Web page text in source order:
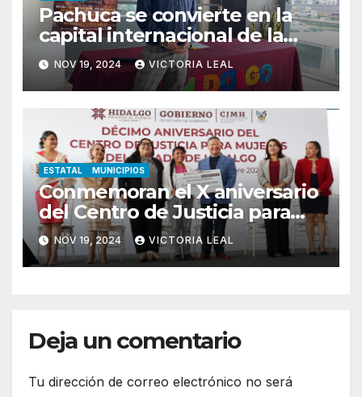
Pachuca se convierte en la
capital internacional de la
salsa
NOV 19, 2024 VICTORIA LEAL
ESTATAL MUNICIPIOS
Conmemoran el X aniversario
del Centro de Justicia para
Mujeres de Hidalgo
NOV 19, 2024 VICTORIA LEAL
Deja un comentario
Tu dirección de correo electrónico no será